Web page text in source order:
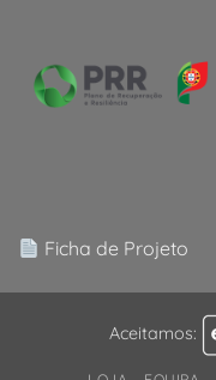
Ficha de Projeto
Aceitamos: